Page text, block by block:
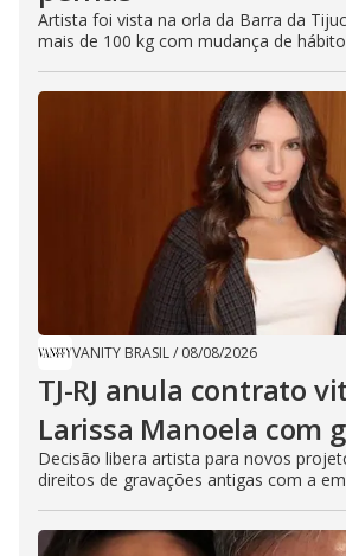
Artista foi vista na orla da Barra da
mais de 100 kg com mudança de
VANITY BRASIL/ 08/08/2026
TJ-RJ anula contrato
Larissa Manoela com
Decisão libera artista para novos
direitos de gravações antigas com a